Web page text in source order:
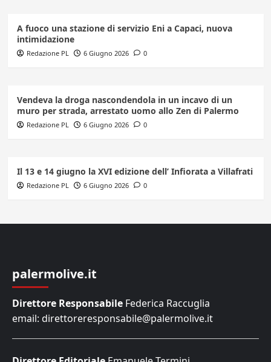
A fuoco una stazione di servizio Eni a Capaci, nuova
intimidazione
Redazione PL 6 Giugno 2026 0
Vendeva la droga nascondendola in un incavo di un
muro per strada, arrestato uomo allo Zen di Palermo
Redazione PL 6 Giugno 2026 0
Il 13 e 14 giugno la XVI edizione dell’ Infiorata a Villafrati
Redazione PL 6 Giugno 2026 0
palermolive.it
Direttore Responsabile Federica Raccuglia
email: direttoreresponsabile@palermolive.it